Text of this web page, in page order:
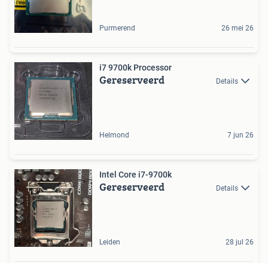
Purmerend 26 mei 26
i7 9700k Processor
Gereserveerd Details
Helmond 7 jun 26
Intel Core i7-9700k
Gereserveerd Details
Leiden 28 jul 26